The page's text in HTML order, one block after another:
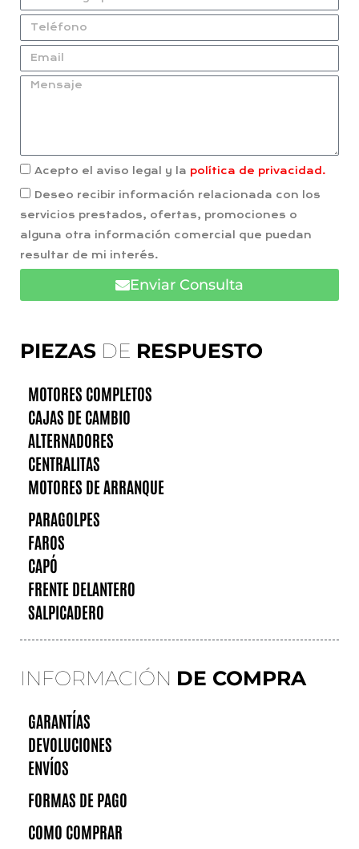
PIEZAS DE RESPUESTO
MOTORES COMPLETOS
CAJAS DE CAMBIO
ALTERNADORES
CENTRALITAS
MOTORES DE ARRANQUE
PARAGOLPES
FAROS
CAPÓ
FRENTE DELANTERO
SALPICADERO
INFORMACIÓN DE COMPRA
GARANTÍAS
DEVOLUCIONES
ENVÍOS
FORMAS DE PAGO
COMO COMPRAR
Acepto el aviso legal y la política de privacidad.
Deseo recibir información relacionada con los
servicios prestados, ofertas, promociones o
alguna otra información comercial que puedan
resultar de mi interés.
Enviar Consulta